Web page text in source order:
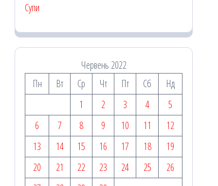
Супи
Червень 2022
Пн
Вт Ср Чт Пт Сб
Нд
1
2 3 4
5
6
7 8 9 10 11
12
13
14 15 16 17 18
19
20
21 22 23 24 25
26